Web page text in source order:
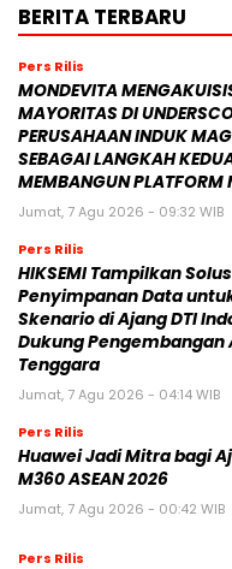
BERITA TERBARU
Pers Rilis
MONDEVITA
MAYORITAS DI
PERUSAHAAN INDUK
SEBAGAI LANGKAH
MEMBANGUN PLATFORM
Jumat, 7 Agu 2026 - 09:32 WIB
Pers Rilis
HIKSEMI Tampilkan
Penyimpanan Data
Skenario di Ajang DTI
Dukung Pengembangan
Tenggara
Jumat, 7 Agu 2026 - 04:14 WIB
Pers Rilis
Huawei Jadi Mitra bagi
M360 ASEAN 2026
Jumat, 7 Agu 2026 - 00:42 WIB
Pers Rilis